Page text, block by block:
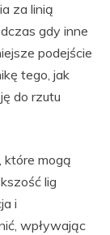
za linią
gdy inne
podejście
tego, jak
do rzutu
które mogą
lig
i
wpływając